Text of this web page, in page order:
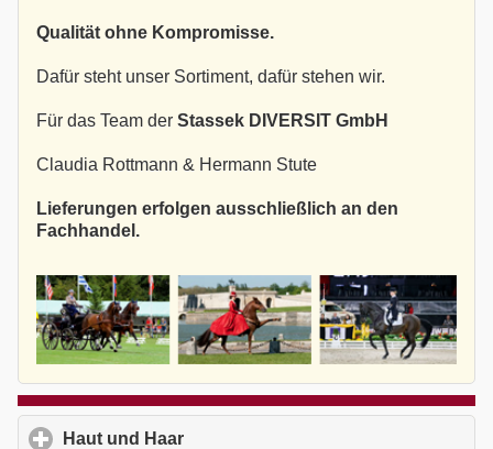
Qualität ohne Kompromisse.
Dafür steht unser Sortiment, dafür stehen wir.
Für das Team der Stassek DIVERSIT GmbH
Claudia Rottmann & Hermann Stute
Lieferungen erfolgen ausschließlich an den
Fachhandel.
Haut und Haar